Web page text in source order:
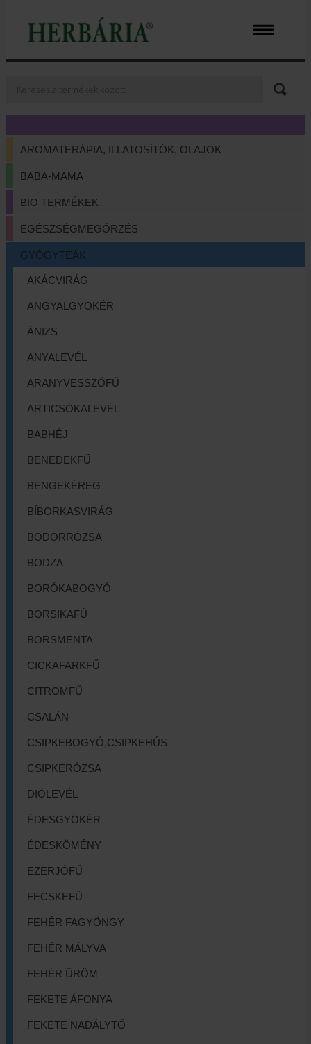
AROMATERÁPIA, ILLATOSÍTÓK, OLAJOK
BABA-MAMA
BIO TERMÉKEK
EGÉSZSÉGMEGŐRZÉS
GYÓGYTEÁK
AKÁCVIRÁG
ANGYALGYÖKÉR
ÁNIZS
ANYALEVÉL
ARANYVESSZŐFŰ
ARTICSÓKALEVÉL
BABHÉJ
BENEDEKFŰ
BENGEKÉREG
BÍBORKASVIRÁG
BODORRÓZSA
BODZA
BORÓKABOGYÓ
BORSIKAFŰ
BORSMENTA
CICKAFARKFŰ
CITROMFŰ
CSALÁN
CSIPKEBOGYÓ,CSIPKEHÚS
CSIPKERÓZSA
DIÓLEVÉL
ÉDESGYÖKÉR
ÉDESKÖMÉNY
EZERJÓFŰ
FECSKEFŰ
FEHÉR FAGYÖNGY
FEHÉR MÁLYVA
FEHÉR ÜRÖM
FEKETE ÁFONYA
FEKETE NADÁLYTŐ